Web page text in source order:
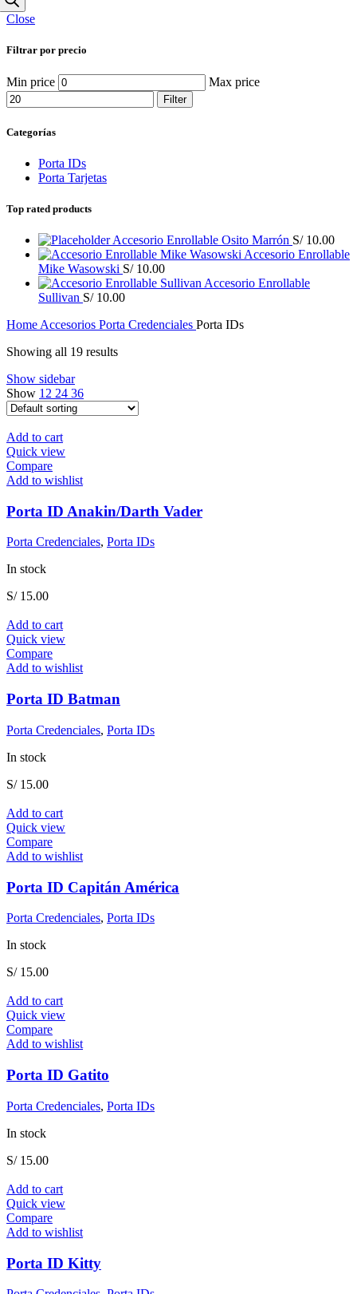
Close
Filtrar por precio
Min price Max price
Filter
Categorías
Porta IDs
Porta Tarjetas
Top rated products
Accesorio Enrollable Osito Marrón S/10.00
Accesorio Enrollable
Mike Wasowski S/10.00
Accesorio Enrollable
Sullivan S/10.00
Home Accesorios Porta Credenciales Porta IDs
Showing all 19 results
Show sidebar
Show 12 24 36
Add to cart
Quick view
Compare
Add to wishlist
Porta ID Anakin/Darth Vader
Porta Credenciales, Porta IDs
In stock
S/15.00
Add to cart
Quick view
Compare
Add to wishlist
Porta ID Batman
Porta Credenciales, Porta IDs
In stock
S/15.00
Add to cart
Quick view
Compare
Add to wishlist
Porta ID Capitán América
Porta Credenciales, Porta IDs
In stock
S/15.00
Add to cart
Quick view
Compare
Add to wishlist
Porta ID Gatito
Porta Credenciales, Porta IDs
In stock
S/15.00
Add to cart
Quick view
Compare
Add to wishlist
Porta ID Kitty